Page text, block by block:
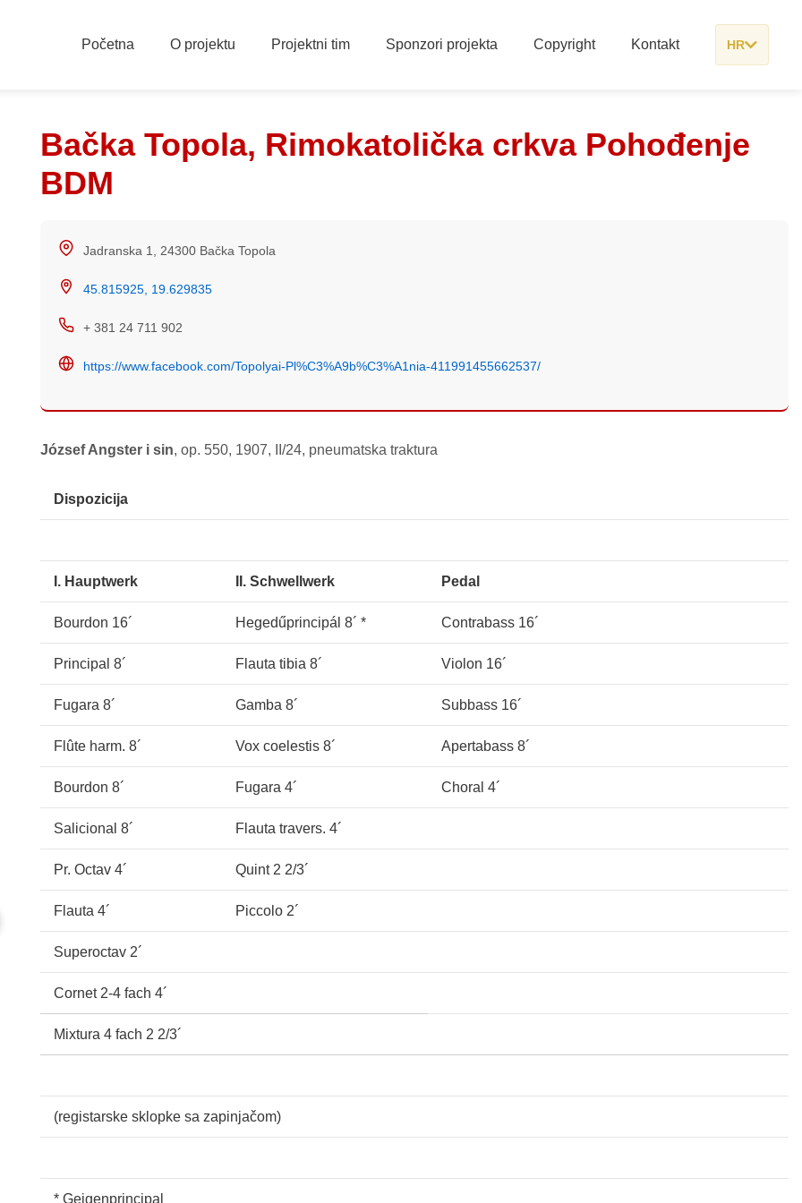
Početna O projektu Projektni tim Sponzori projekta Copyright Kontakt HR
Bačka Topola, Rimokatolička crkva Pohođenje
BDM
Jadranska 1, 24300 Bačka Topola
45.815925, 19.629835
+ 381 24 711 902
https://www.facebook.com/Topolyai-Pl%C3%A9b%C3%A1nia-411991455662537/
József Angster i sin, op. 550, 1907, II/24, pneumatska traktura
Dispozicija
I. Hauptwerk II. Schwellwerk Pedal
Bourdon 16´ Hegedűprincipál 8´ * Contrabass 16´
Principal 8´ Flauta tibia 8´ Violon 16´
Fugara 8´ Gamba 8´ Subbass 16´
Flûte harm. 8´ Vox coelestis 8´ Apertabass 8´
Bourdon 8´ Fugara 4´ Choral 4´
Salicional 8´ Flauta travers. 4´
Pr. Octav 4´ Quint 2 2/3´
Flauta 4´ Piccolo 2´
Superoctav 2´
Cornet 2-4 fach 4´
Mixtura 4 fach 2 2/3´
(registarske sklopke sa zapinjačom)
* Geigenprincipal